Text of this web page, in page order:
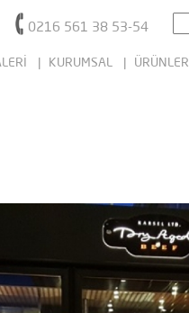
0216 561 38 53-54
| KURUMSAL | ÜRÜNLER